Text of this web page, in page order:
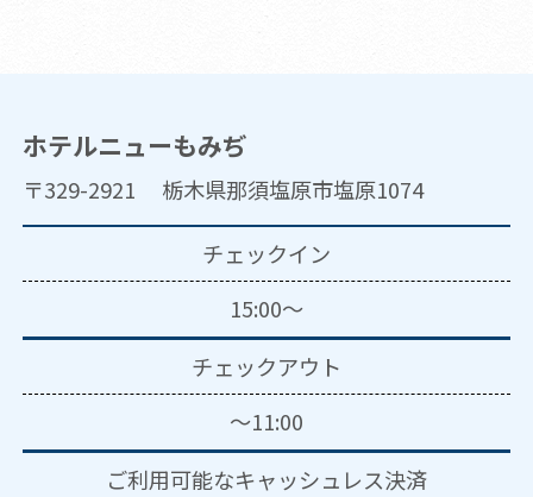
ホテルニューもみぢ
〒329-2921 栃木県那須塩原市塩原1074
チェックイン
15:00～
チェックアウト
～11:00
ご利用可能なキャッシュレス決済